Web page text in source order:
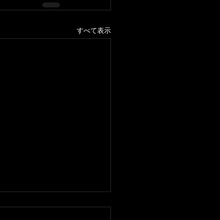
すべて表示
みのお知らせ